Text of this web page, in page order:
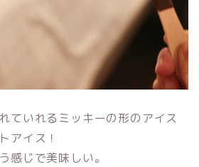
ていれるミッキーの形のアイス
アイス！
感じで美味しい。